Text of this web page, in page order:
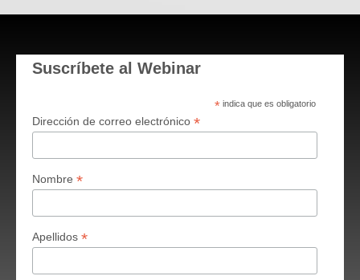
Suscríbete al Webinar
* indica que es obligatorio
Dirección de correo electrónico *
Nombre *
Apellidos *